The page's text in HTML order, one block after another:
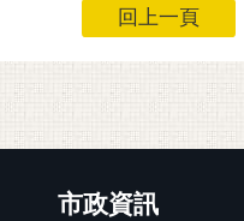
回上一頁
市政資訊